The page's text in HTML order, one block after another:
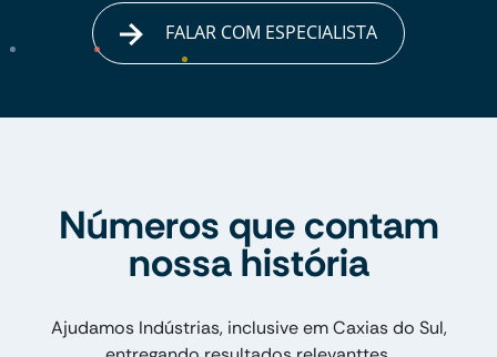
FALAR COM ESPECIALISTA
Números que contam
nossa história
Ajudamos Indústrias, inclusive em Caxias do Sul,